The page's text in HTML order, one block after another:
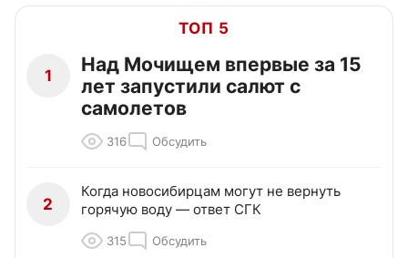
ТОП 5
1
Над Мочищем впервые за 15
лет запустили салют с
самолетов
316 Обсудить
2
Когда новосибирцам могут не вернуть
горячую воду — ответ СГК
315 Обсудить